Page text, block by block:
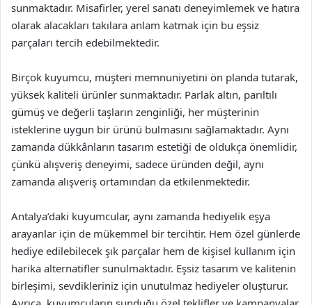
sunmaktadır. Misafirler, yerel sanatı deneyimlemek ve hatıra
olarak alacakları takılara anlam katmak için bu eşsiz
parçaları tercih edebilmektedir.
Birçok kuyumcu, müşteri memnuniyetini ön planda tutarak,
yüksek kaliteli ürünler sunmaktadır. Parlak altın, parıltılı
gümüş ve değerli taşların zenginliği, her müşterinin
isteklerine uygun bir ürünü bulmasını sağlamaktadır. Aynı
zamanda dükkânların tasarım estetiği de oldukça önemlidir,
çünkü alışveriş deneyimi, sadece üründen değil, aynı
zamanda alışveriş ortamından da etkilenmektedir.
Antalya’daki kuyumcular, aynı zamanda hediyelik eşya
arayanlar için de mükemmel bir tercihtir. Hem özel günlerde
hediye edilebilecek şık parçalar hem de kişisel kullanım için
harika alternatifler sunulmaktadır. Eşsiz tasarım ve kalitenin
birleşimi, sevdikleriniz için unutulmaz hediyeler oluşturur.